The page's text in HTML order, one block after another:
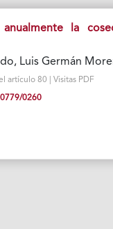
la
Luis Germán
artículo 80 | Visitas PDF
0260